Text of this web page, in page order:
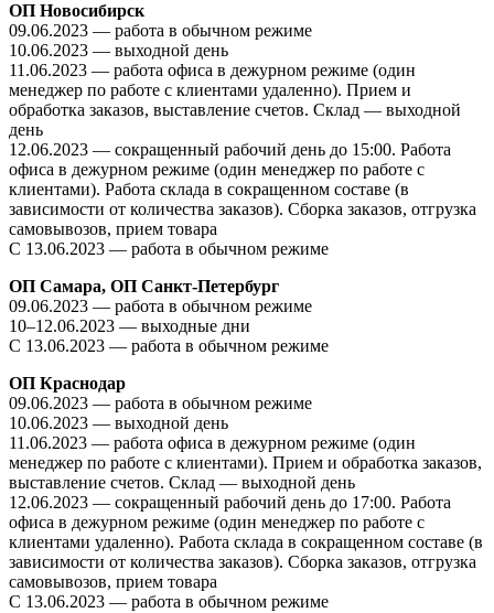
ОП Новосибирск
09.06.2023 — работа в обычном режиме
10.06.2023 — выходной день
11.06.2023 — работа офиса в дежурном режиме (один
менеджер по работе с клиентами удаленно). Прием и
обработка заказов, выставление счетов. Склад — выходной
день
12.06.2023 — сокращенный рабочий день до 15:00. Работа
офиса в дежурном режиме (один менеджер по работе с
клиентами). Работа склада в сокращенном составе (в
зависимости от количества заказов). Сборка заказов, отгрузка
самовывозов, прием товара
С 13.06.2023 — работа в обычном режиме
ОП Самара, ОП Санкт-Петербург
09.06.2023 — работа в обычном режиме
10–12.06.2023 — выходные дни
С 13.06.2023 — работа в обычном режиме
ОП Краснодар
09.06.2023 — работа в обычном режиме
10.06.2023 — выходной день
11.06.2023 — работа офиса в дежурном режиме (один
менеджер по работе с клиентами). Прием и обработка заказов,
выставление счетов. Склад — выходной день
12.06.2023 — сокращенный рабочий день до 17:00. Работа
офиса в дежурном режиме (один менеджер по работе с
клиентами удаленно). Работа склада в сокращенном составе (в
зависимости от количества заказов). Сборка заказов, отгрузка
самовывозов, прием товара
С 13.06.2023 — работа в обычном режиме